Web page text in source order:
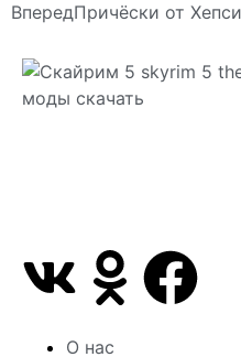
ВпередПричёски от Хепси
О нас